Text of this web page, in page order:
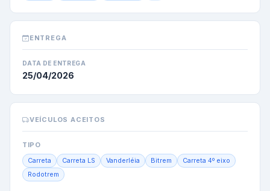
ENTREGA
DATA DE ENTREGA
25/04/2026
VEÍCULOS ACEITOS
TIPO
Carreta Carreta LS Vanderléia Bitrem
Carreta 4º eixo
Rodotrem